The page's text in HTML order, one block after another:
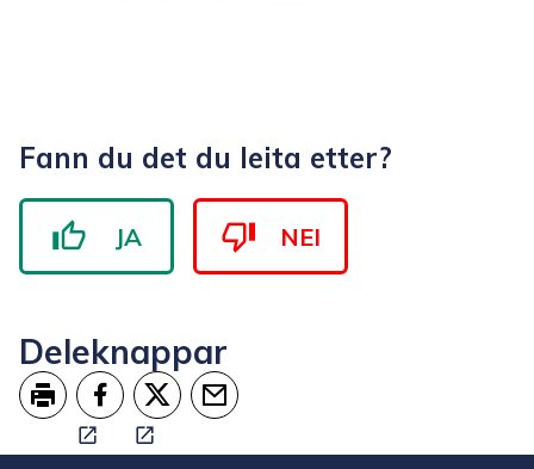
Fann du det du leita etter?
JA NEI
Deleknappar
Skriv utDel på Facebook
Del på Twitter